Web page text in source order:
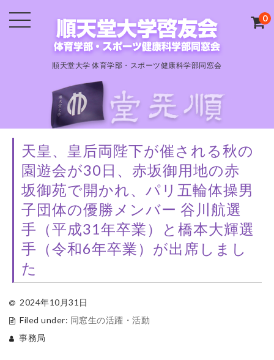
順天堂大学 体育学部・スポーツ健康科学部同窓会
0
天皇、皇后両陛下が催される秋の
園遊会が30日、赤坂御用地の赤
坂御苑で開かれ、パリ五輪体操男
子団体の優勝メンバー 谷川航選
手（平成31年卒業）と橋本大輝選
手（令和6年卒業）が出席しまし
た
2024年10月31日
Filed under: 同窓生の活躍・活動
事務局